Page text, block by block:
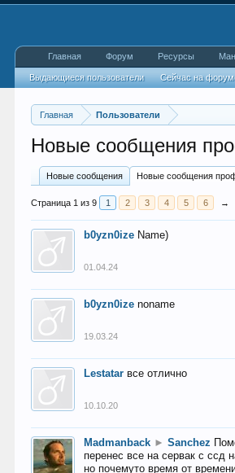
Главная Пользователи
Новые сообщения
Новые сообщения Новые сообщения
Страница 1 из 9 1 2 3 4 5 6 →
b0yzn0ize Name)
01.04.24
b0yzn0ize noname
19.03.24
Lestatar все отлично
10.10.20
Madmanback ► Sanchez
перенес все на сервак с ссд
но почемуто время от
Главная Форум Ресурсы
Выдающиеся пользователи Сейчас на